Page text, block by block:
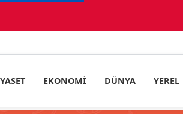
EKONOMI DÜNYA YEREL